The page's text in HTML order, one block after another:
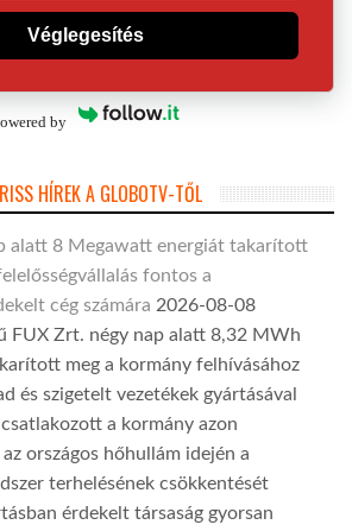
Véglegesítés
by
HÍREK A GLOBOTV-TŐL
alatt 8 Megawatt energiát takarított
fontos a
cég számára 2026-08-08
FUX Zrt. négy nap alatt 8,32 MWh
meg a kormány felhívásához
és szigetelt vezetékek gyártásával
a kormány azon
országos hőhullám idején a
terhelésének csökkentését
érdekelt társaság gyorsan